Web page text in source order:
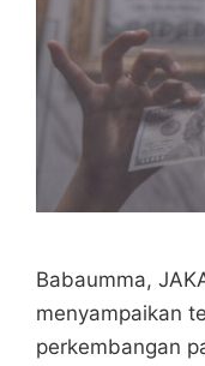
Babaumma,
menyampaikan
perkembangan